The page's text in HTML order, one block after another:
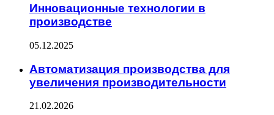
Инновационные технологии в
производстве
05.12.2025
Автоматизация производства для
увеличения производительности
21.02.2026